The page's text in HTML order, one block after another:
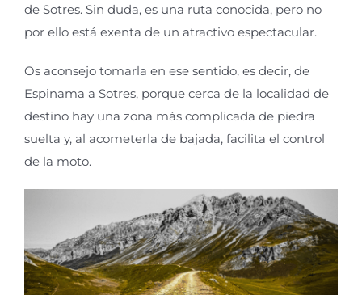
de Sotres. Sin duda, es una ruta conocida, pero no
por ello está exenta de un atractivo espectacular.
Os aconsejo tomarla en ese sentido, es decir, de
Espinama a Sotres, porque cerca de la localidad de
destino hay una zona más complicada de piedra
suelta y, al acometerla de bajada, facilita el control
de la moto.